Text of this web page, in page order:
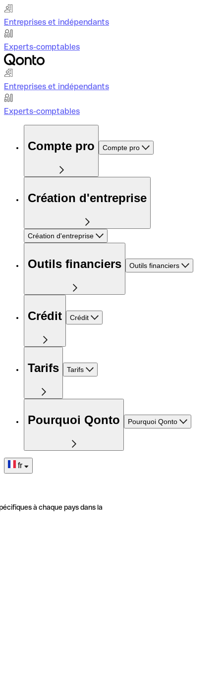
Entreprises et indépendants
Experts-comptables
Entreprises et indépendants
Experts-comptables
Compte pro Compte pro
Création d'entreprise
Création d'entreprise
Outils financiers Outils financiers
Crédit Crédit
Tarifs Tarifs
Pourquoi Qonto Pourquoi Qonto
fr
à chaque pays dans la